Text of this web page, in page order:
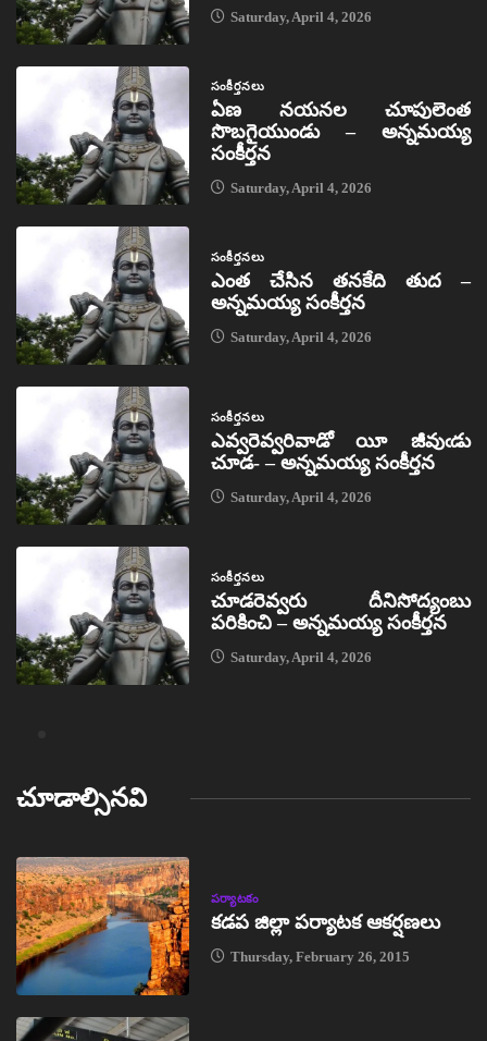
Saturday, April 4, 2026
సంకీర్తనలు
ఏణ నయనల చూపులెంత
సొబగైయుండు – అన్నమయ్య
సంకీర్తన
Saturday, April 4, 2026
సంకీర్తనలు
ఎంత చేసిన తనకేది తుద –
అన్నమయ్య సంకీర్తన
Saturday, April 4, 2026
సంకీర్తనలు
ఎవ్వరెవ్వరివాడో యీ జీవుఁడు
చూడ- – అన్నమయ్య సంకీర్తన
Saturday, April 4, 2026
సంకీర్తనలు
చూడరెవ్వరు దీనిసోద్యంబు
పరికించి – అన్నమయ్య సంకీర్తన
Saturday, April 4, 2026
చూడాల్సినవి
పర్యాటకం
కడప జిల్లా పర్యాటక ఆకర్షణలు
Thursday, February 26, 2015